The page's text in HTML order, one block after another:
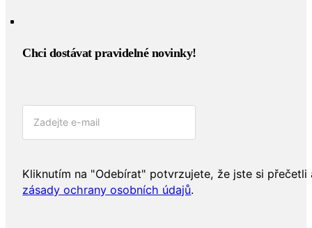
Chci dostávat pravidelné novinky!​
Kliknutím na "Odebírat" potvrzujete, že jste si přečetli
zásady ochrany osobních údajů.